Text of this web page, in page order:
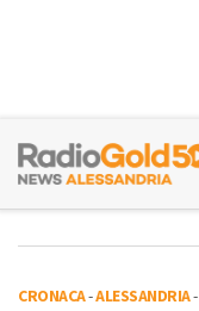
CRONACA-ALESSANDRIA-